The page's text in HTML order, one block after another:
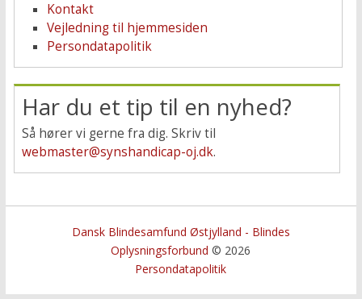
Kontakt
Vejledning til hjemmesiden
Persondatapolitik
Har du et tip til en nyhed?
Så hører vi gerne fra dig. Skriv til
webmaster@synshandicap-oj.dk.
Dansk Blindesamfund Østjylland - Blindes
Oplysningsforbund © 2026
Persondatapolitik